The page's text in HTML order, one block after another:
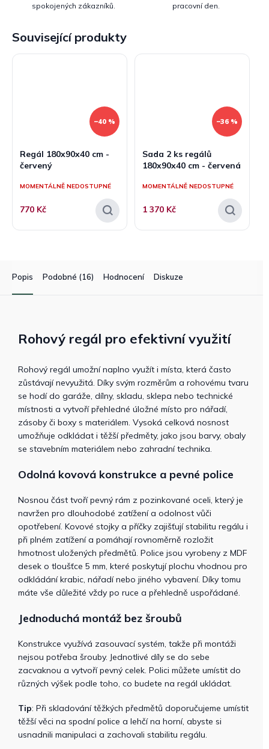
spokojených zákazníků.
pracovní den.
Související produkty
–40 %
Regál 180x90x40 cm -
červený
MOMENTÁLNĚ NEDOSTUPNÉ
770 Kč
–36 %
Sada 2 ks regálů
180x90x40 cm - červená
MOMENTÁLNĚ NEDOSTUPNÉ
1 370 Kč
Popis Podobné (16) Hodnocení Diskuze
Rohový regál pro efektivní využití
Rohový regál umožní naplno využít i místa, která často
zůstávají nevyužitá. Díky svým rozměrům a rohovému tvaru
se hodí do garáže, dílny, skladu, sklepa nebo technické
místnosti a vytvoří přehledné úložné místo pro nářadí,
zásoby či boxy s materiálem. Vysoká celková nosnost
umožňuje odkládat i těžší předměty, jako jsou barvy, obaly
se stavebním materiálem nebo zahradní technika.
Odolná kovová konstrukce a pevné police
Nosnou část tvoří pevný rám z pozinkované oceli, který je
navržen pro dlouhodobé zatížení a odolnost vůči
opotřebení. Kovové stojky a příčky zajišťují stabilitu regálu i
při plném zatížení a pomáhají rovnoměrně rozložit
hmotnost uložených předmětů. Police jsou vyrobeny z MDF
desek o tloušťce 5 mm, které poskytují plochu vhodnou pro
odkládání krabic, nářadí nebo jiného vybavení. Díky tomu
máte vše důležité vždy po ruce a přehledně uspořádané.
Jednoduchá montáž bez šroubů
Konstrukce využívá zasouvací systém, takže při montáži
nejsou potřeba šrouby. Jednotlivé díly se do sebe
zacvaknou a vytvoří pevný celek. Polici můžete umístit do
různých výšek podle toho, co budete na regál ukládat.
Tip: Při skladování těžkých předmětů doporučujeme umístit
těžší věci na spodní police a lehčí na horní, abyste si
usnadnili manipulaci a zachovali stabilitu regálu.